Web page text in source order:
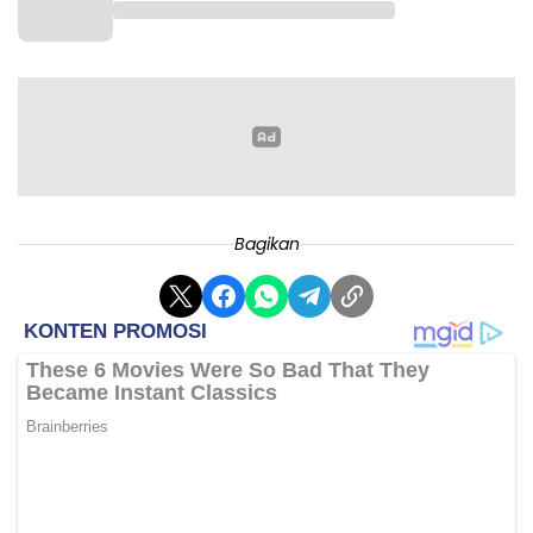
kelincahan, keseimbangan, dan konsentrasi.(*)
Bagikan